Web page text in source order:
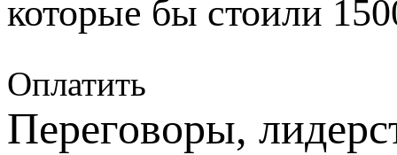
которые бы стоили
Оплатить
Переговоры,